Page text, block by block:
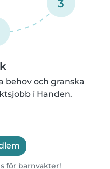
3
behov och granska
i Handen.
för barnvakter!